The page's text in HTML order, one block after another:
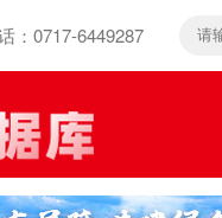
：0717-6449287